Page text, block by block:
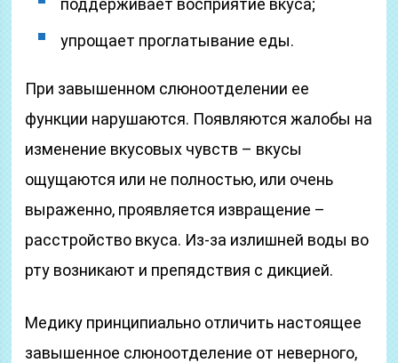
поддерживает восприятие вкуса;
упрощает проглатывание еды.
При завышенном слюноотделении ее
функции нарушаются. Появляются жалобы на
изменение вкусовых чувств – вкусы
ощущаются или не полностью, или очень
выраженно, проявляется извращение –
расстройство вкуса. Из-за излишней воды во
рту возникают и препядствия с дикцией.
Медику принципиально отличить настоящее
завышенное слюноотделение от неверного,